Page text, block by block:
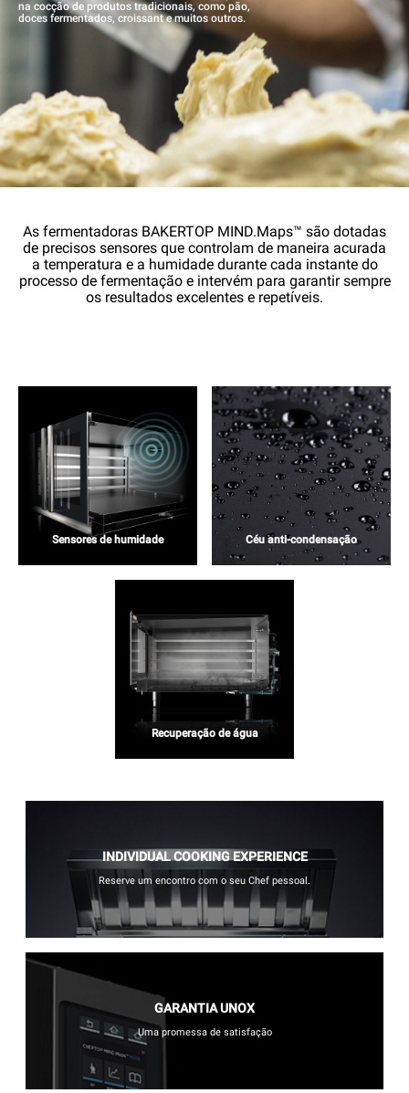
na cocção de produtos tradicionais, como pão,
doces fermentados, croissant e muitos outros.
As fermentadoras BAKERTOP MIND.Maps™ são dotadas
de precisos sensores que controlam de maneira acurada
a temperatura e a humidade durante cada instante do
processo de fermentação e intervém para garantir sempre
os resultados excelentes e repetíveis.
Sensores de humidade Céu anti-condensação
Recuperação de água
INDIVIDUAL COOKING EXPERIENCE
Reserve um encontro com o seu Chef pessoal.
GARANTIA UNOX
Uma promessa de satisfação